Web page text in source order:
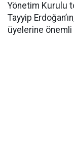
Yönetim Kurulu
Tayyip
üyelerine önemli